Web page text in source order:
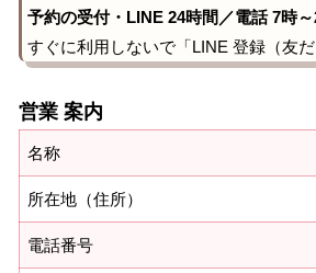
予約の受付・LINE 24時間／電話 7時
すぐに利用しないで「LINE 登録（友
営業 案内
名称
所在地（住所）
電話番号